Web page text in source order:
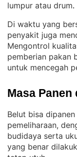
lumpur atau drum.
Di waktu yang
penyakit juga
Mengontrol
pemberian pakan
untuk mencegah
Masa Panen
Belut bisa
pemeliharaan,
budidaya serta
yang benar